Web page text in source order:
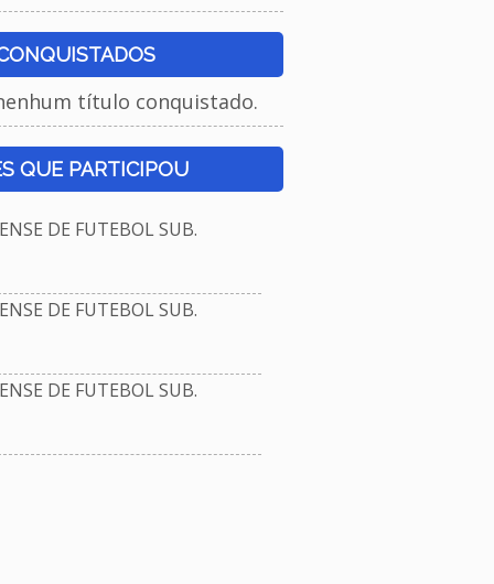
título conquistado.
QUE PARTICIPOU
DE FUTEBOL SUB.
DE FUTEBOL SUB.
DE FUTEBOL SUB.